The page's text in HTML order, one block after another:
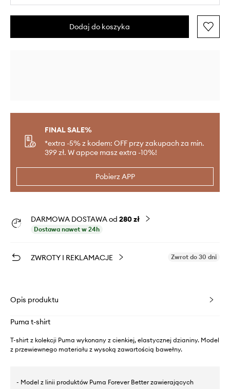
Dodaj do koszyka
FINAL SALE%
*extra -5% z kodem: OFF przy zakupach za min.
399 zł. W appce masz extra -10%!
Pobierz APP
DARMOWA DOSTAWA od 280 zł
Dostawa nawet w 24h
ZWROTY I REKLAMACJE Zwrot do 30 dni
Opis produktu
Puma t-shirt
T-shirt z kolekcji Puma wykonany z cienkiej, elastycznej dzianiny. Model
z przewiewnego materiału z wysoką zawartością bawełny.
- Model z linii produktów Puma Forever Better zawierających